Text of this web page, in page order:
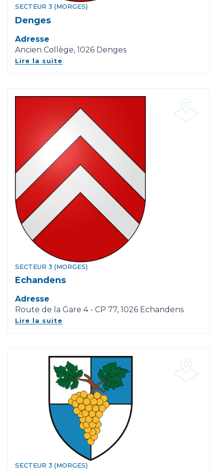
SECTEUR 3 (MORGES)
Denges
Adresse
Ancien Collège, 1026 Denges
Lire la suite
SECTEUR 3 (MORGES)
Echandens
Adresse
Route de la Gare 4 - CP 77, 1026 Echandens
Lire la suite
SECTEUR 3 (MORGES)